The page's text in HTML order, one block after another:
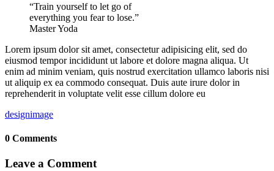
“Train yourself to let go of
everything you fear to lose.”
Master Yoda
Lorem ipsum dolor sit amet, consectetur adipisicing elit, sed do
eiusmod tempor incididunt ut labore et dolore magna aliqua. Ut
enim ad minim veniam, quis nostrud exercitation ullamco laboris nisi
ut aliquip ex ea commodo consequat. Duis aute irure dolor in
reprehenderit in voluptate velit esse cillum dolore eu
designimage
0 Comments
Leave a Comment